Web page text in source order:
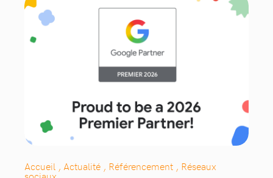
Accueil , Actualité , Référencement , Réseaux